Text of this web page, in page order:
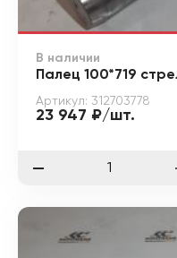
В наличии
Палец 100*719
Артикул: 312703778
23 947 ₽/шт.